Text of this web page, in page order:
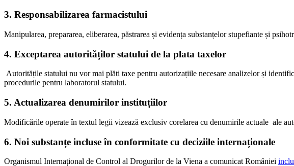
3. Responsabilizarea farmacistului
Manipularea, prepararea, eliberarea, păstrarea și evidența substanțelor stupefiante și
4. Exceptarea autorităților statului de la plata taxelor
Autoritățile statului nu vor mai plăti taxe pentru autorizațiile necesare analizelor și
procedurile pentru laboratorul statului.
5. Actualizarea denumirilor instituțiilor
Modificările operate în textul legii vizează exclusiv corelarea cu denumirile actuale ale
6. Noi substanțe incluse în conformitate cu deciziile internaționale
Organismul Internațional de Control al Drogurilor de la Viena a comunicat României